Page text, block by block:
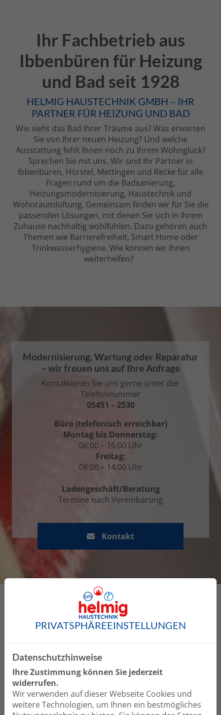
Ihr Fachbetrieb aus
Ibbenbüren für Heizung
und Bad seit 1928
HELMIG HAUSTECHNIK GMBH – IHR
PARTNER FÜR HEIZUNG UND BAD
Wie sieht das Bad Ihrer Träume aus? Was erwarten
Sie von Ihrer neuen Heizung? Und welche
Ausstattung fehlt Ihnen noch zu Ihrem Wohnglück?
Sprechen Sie mit uns. Wir sind Ihr Partner in
Ibbenbüren, Hörstel, Mettingen und Recke für alle
Fragen rund um die Badsanierung,
Heizungsmodernisierung, Haustechnik und
Wohnraumlüftung. Gemeinsam finden wir für Sie die
passenden Lösungen, mit denen Sie sich in Ihrem
Zuhause nachhaltig wohlfühlen. Dazu gehören auch
Themen wie Barrierefreiheit, Smart Home oder
Trinkwasserhygiene. Wie können wir Ihnen
weiterhelfen?
Modernisierung, Wartung oder Reparatur
– wir freuen uns auf Ihre Anfrage
Kontaktieren Sie uns gerne unter der
Telefonnummer
05451 – 2530
Büro (telefonisch erreichbar)
Montag bis Donnerstag:
08:00 – 16:00 Uhr
Freitag:
08:00 – 14:00 Uhr
Ladengeschäft/Beratung
Termine nach Vereinbarung
Kontakt
Unser Wohlfühl-Versprechen für Ihr Projekt –
PRIVATSPHÄRE­EINSTELLUNGEN
Datenschutzhinweise
Ihre Zustimmung können Sie jederzeit
widerrufen.
Wir verwenden auf dieser Webseite Cookies und
weitere Technologien, um Ihnen ein bestmögliches